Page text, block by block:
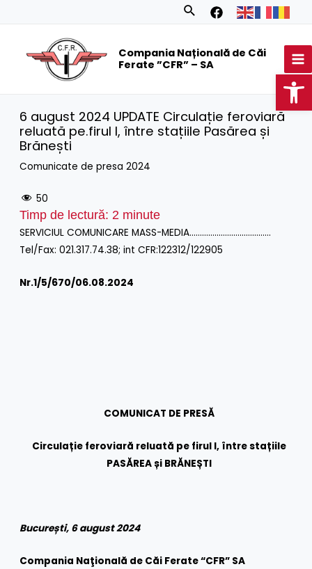
Search
Compania Națională de Căi
Ferate ”CFR” – SA
6 august 2024 UPDATE Circulație feroviară
reluată pe.firul I, între stațiile Pasărea și
Brănești
Comunicate de presa 2024
50
Timp de lectură: 2 minute
SERVICIUL COMUNICARE MASS-MEDIA…………………………………
Tel/Fax: 021.317.74.38; int CFR:122312/122905
Nr.1/5/670/06.08.2024
COMUNICAT DE PRESĂ
Circulație feroviară reluată pe firul I, între stațiile
PASĂREA și BRĂNEȘTI
București, 6 august 2024
Compania Naţională de Căi Ferate “CFR” SA